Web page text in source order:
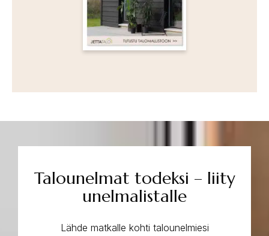
Talounelmat todeksi – liity
unelmalistalle
Lähde matkalle kohti talounelmiesi